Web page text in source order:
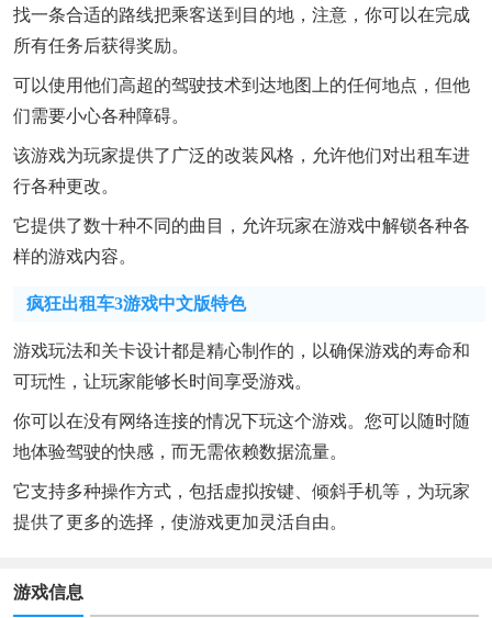
找一条合适的路线把乘客送到目的地，注意，你可以在完成
所有任务后获得奖励。
可以使用他们高超的驾驶技术到达地图上的任何地点，但他
们需要小心各种障碍。
该游戏为玩家提供了广泛的改装风格，允许他们对出租车进
行各种更改。
它提供了数十种不同的曲目，允许玩家在游戏中解锁各种各
样的游戏内容。
疯狂出租车3游戏中文版特色
游戏玩法和关卡设计都是精心制作的，以确保游戏的寿命和
可玩性，让玩家能够长时间享受游戏。
你可以在没有网络连接的情况下玩这个游戏。您可以随时随
地体验驾驶的快感，而无需依赖数据流量。
它支持多种操作方式，包括虚拟按键、倾斜手机等，为玩家
提供了更多的选择，使游戏更加灵活自由。
游戏信息